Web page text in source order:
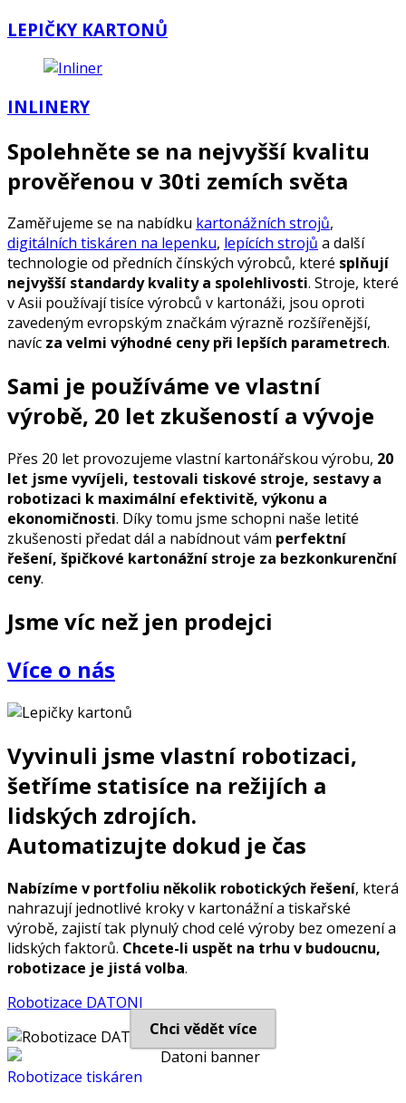
LEPIČKY KARTONŮ
INLINERY
Spolehněte se na nejvyšší kvalitu
prověřenou v 30ti zemích světa
Zaměřujeme se na nabídku kartonážních strojů,
digitálních tiskáren na lepenku, lepících strojů a další
technologie od předních čínských výrobců, které splňují
nejvyšší standardy kvality a spolehlivosti. Stroje, které
v Asii používají tisíce výrobců v kartonáži, jsou oproti
zavedeným evropským značkám výrazně rozšířenější,
navíc za velmi výhodné ceny při lepších parametrech.
Sami je používáme ve vlastní
výrobě, 20 let zkušeností a vývoje
Přes 20 let provozujeme vlastní kartonářskou výrobu, 20
let jsme vyvíjeli, testovali tiskové stroje, sestavy a
robotizaci k maximální efektivitě, výkonu a
ekonomičnosti. Díky tomu jsme schopni naše letité
zkušenosti předat dál a nabídnout vám perfektní
řešení, špičkové kartonážní stroje za bezkonkurenční
ceny.
Jsme víc než jen prodejci
Více o nás
Vyvinuli jsme vlastní robotizaci,
šetříme statisíce na režijích a
lidských zdrojích.
Automatizujte dokud je čas
Nabízíme v portfoliu několik robotických řešení, která
nahrazují jednotlivé kroky v kartonážní a tiskařské
výrobě, zajistí tak plynulý chod celé výroby bez omezení a
lidských faktorů. Chcete-li uspět na trhu v budoucnu,
robotizace je jistá volba.
Robotizace DATONI
Chci vědět více
Robotizace tiskáren